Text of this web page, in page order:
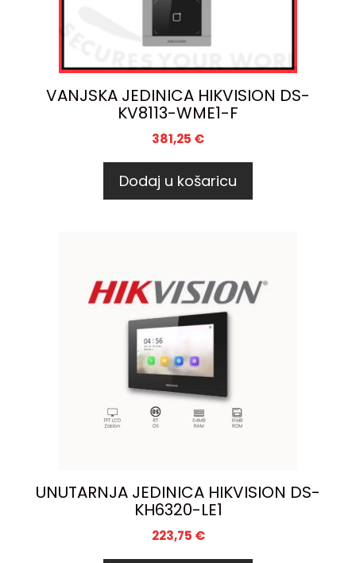
VANJSKA JEDINICA HIKVISION DS-
KV8113-WME1-F
381,25 €
Dodaj u košaricu
UNUTARNJA JEDINICA HIKVISION DS-
KH6320-LE1
223,75 €